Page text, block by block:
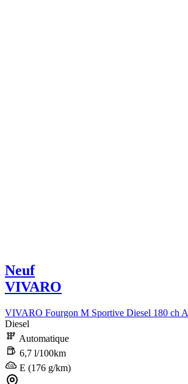
Neuf
VIVARO
VIVARO Fourgon M Sportive Diesel 180 ch
Diesel
Automatique
6,7 l/100km
E (176 g/km)